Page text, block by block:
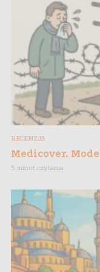
RECENZJA
Medicover.
5 minut czytania